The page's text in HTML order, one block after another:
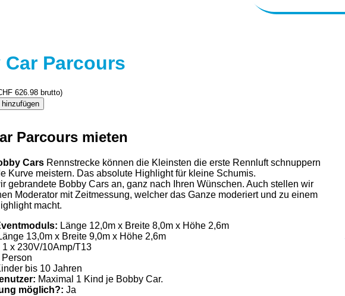
Parcours
626.98 brutto)
Parcours mieten
Cars Rennstrecke können die Kleinsten die erste Rennluft schnuppern
Kurve meistern. Das absolute Highlight für kleine Schumis.
gebrandete Bobby Cars an, ganz nach Ihren Wünschen. Auch stellen wir
Moderator mit Zeitmessung, welcher das Ganze moderiert und zu einem
macht.
Länge 12,0m x Breite 8,0m x Höhe 2,6m
13,0m x Breite 9,0m x Höhe 2,6m
1 x 230V/10Amp/T13
Person
bis 10 Jahren
Maximal 1 Kind je Bobby Car.
möglich?: Ja